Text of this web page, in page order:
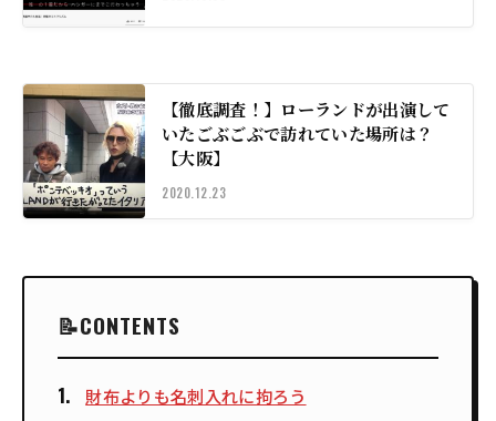
【徹底調査！】ローランドが出演して
いたごぶごぶで訪れていた場所は？
【大阪】
2020.12.23
CONTENTS
財布よりも名刺入れに拘ろう